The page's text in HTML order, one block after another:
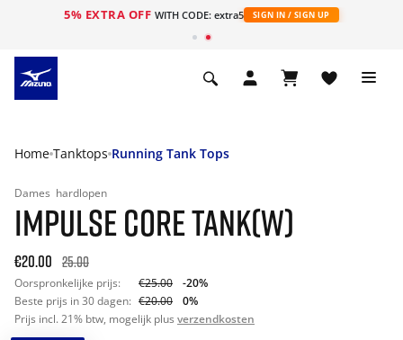
5% EXTRA OFF WITH CODE: extra5 SIGN IN / SIGN UP
Home Tanktops Running Tank Tops
Dames hardlopen
IMPULSE CORE TANK(W)
€20.00 25.00
Oorspronkelijke prijs: €25.00
-20%
Beste prijs in 30 dagen: €20.00
0%
Prijs incl. 21% btw, mogelijk plus verzendkosten